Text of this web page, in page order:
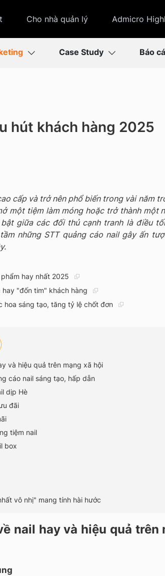
Cho nhà quản lý Admicro
Case Study Báo
hút khách hàng 2025
cấp và trở nên phổ biến trong vài năm
một tiệm làm móng hoặc trở thành một
giữa các đối thủ cạnh tranh là điều
những STT quảng cáo nail gây ấn
hay nhất 2025
"đốn tim" khách hàng
hoa sáng tạo, tăng tỷ lệ chốt đơn
và hiệu quả trên mạng xã hội
cáo nail sáng tạo, hấp dẫn
dịp Hè
đãi
tiệm nail
box
vô nhị" mang tính hài hước
nail hay và hiệu quả trên